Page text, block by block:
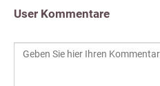
User Kommentare